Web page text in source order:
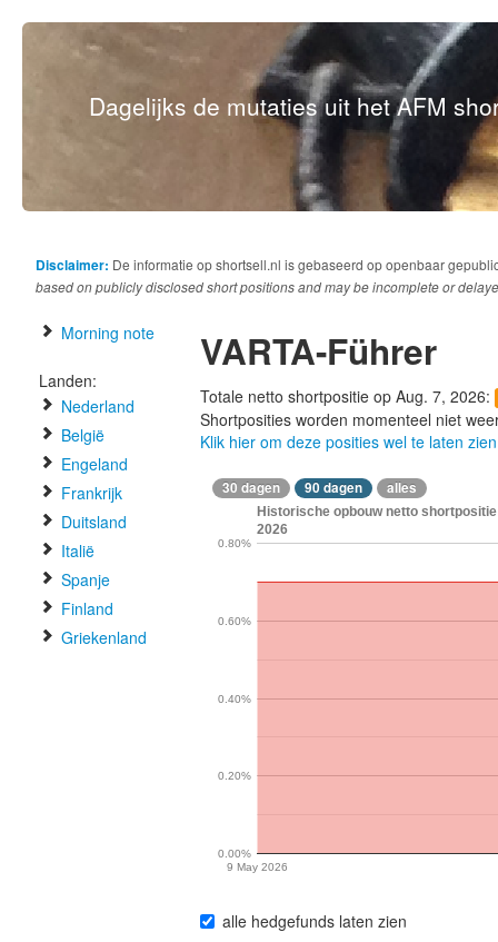
Dagelijks de mutaties uit het AFM
Disclaimer: De informatie op shortsell.nl is gebaseerd op openbaar
based on publicly disclosed short positions and may be incomplete or
Morning note
Landen:
Nederland
België
Engeland
Frankrijk
Duitsland
Italië
Spanje
Finland
Griekenland
VARTA-Führer
Totale netto shortpositie op Aug. 7, 2026:
Shortposities worden momenteel niet
Klik hier om deze posities wel te laten zien
30 dagen 90 dagen alles
Historische opbouw netto
2026
9 May 2026
0.00%
0.20%
0.40%
0.60%
0.80%
alle hedgefunds laten zien